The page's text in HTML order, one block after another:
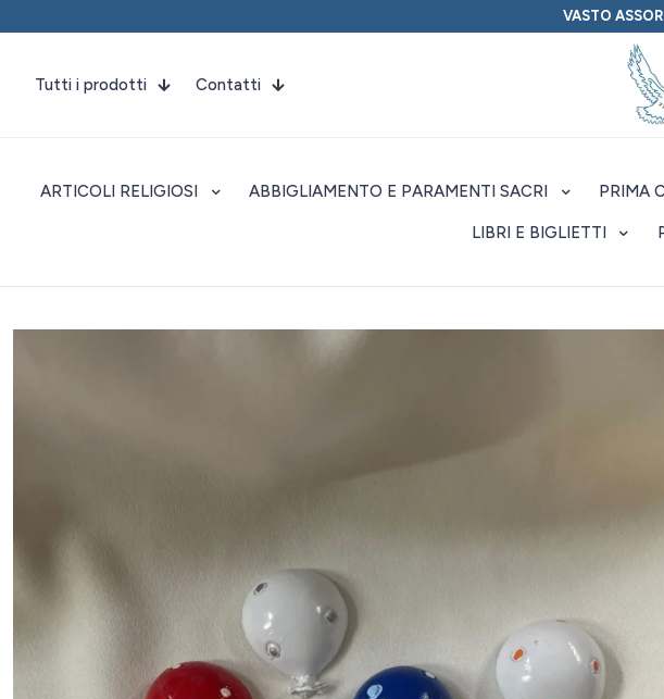
VASTO
Tutti i prodotti Contatti
ARTICOLI RELIGIOSI ABBIGLIAMENTO E PARAMENTI SACRI PRIMA
LIBRI E BIGLIETTI